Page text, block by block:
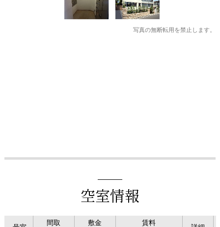
写真の無断転用を禁止します。
空室情報
間取 敷金 賃料